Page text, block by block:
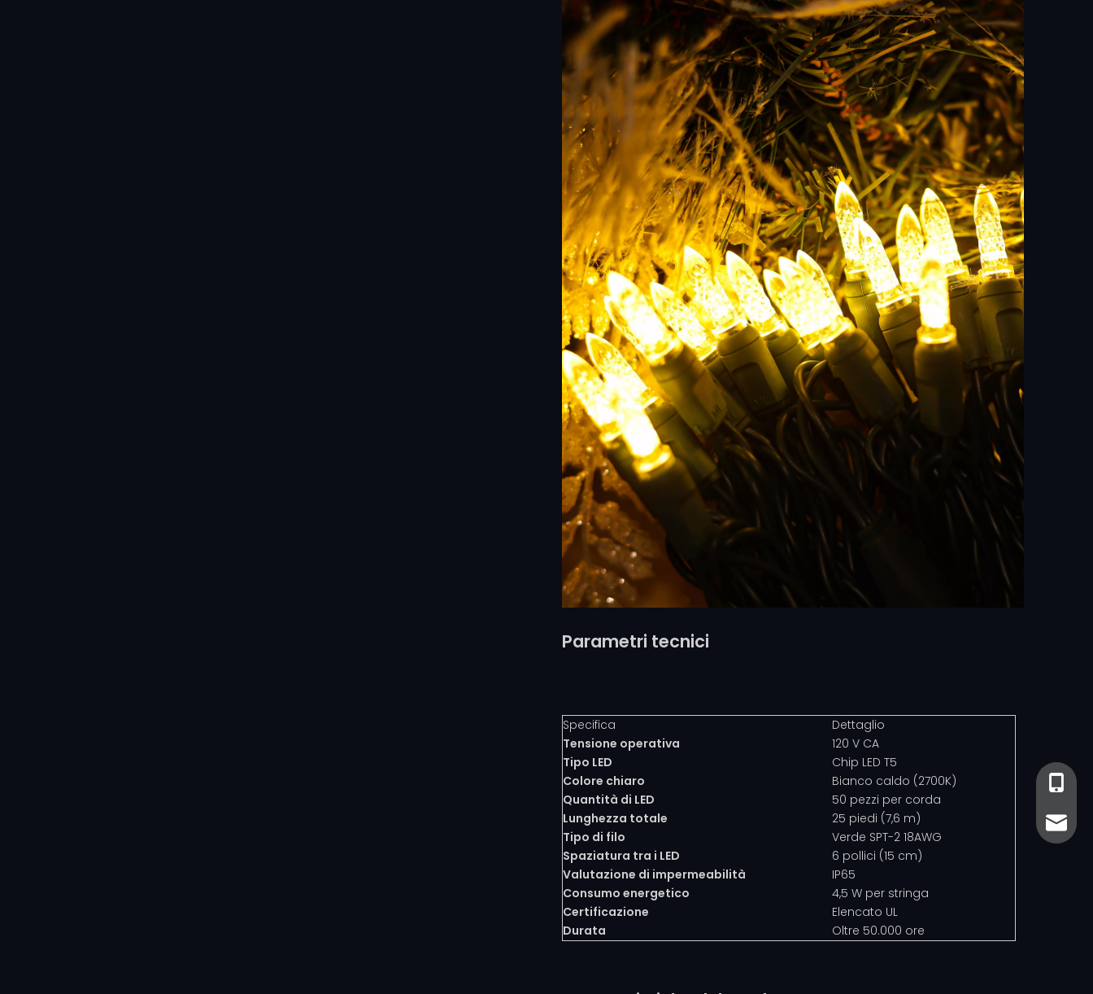
Parametri tecnici
Specifica
Dettaglio
Tensione operativa
120 V CA
Tipo LED
Chip LED T5
Colore chiaro
Bianco caldo (2700K)
Quantità di LED
50 pezzi per corda
Lunghezza totale
25 piedi (7,6 m)
Tipo di filo
Verde SPT-2 18AWG
Spaziatura tra i LED
6 pollici (15 cm)
Valutazione di impermeabilità
IP65
Consumo energetico
4,5 W per stringa
Certificazione
Elencato UL
Durata
Oltre 50.000 ore
+86-
+86-